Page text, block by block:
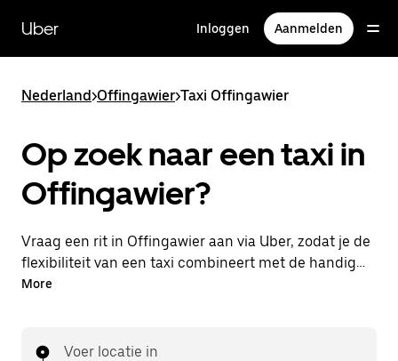
naar
hoofdinhoud
Uber Inloggen Aanmelden
Nederland>Offingawier>Taxi Offingawier
Op zoek naar een taxi in
Offingawier?
Vraag een rit in Offingawier aan via Uber, zodat je de
flexibiliteit van een taxi combineert met de handige
functies in de app. Je kunt on-demand een
Je rit is binnen handbereik.
More
Voer locatie in